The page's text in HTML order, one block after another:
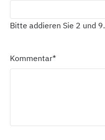
Bitte addieren Sie 2 und 9.
Kommentar*